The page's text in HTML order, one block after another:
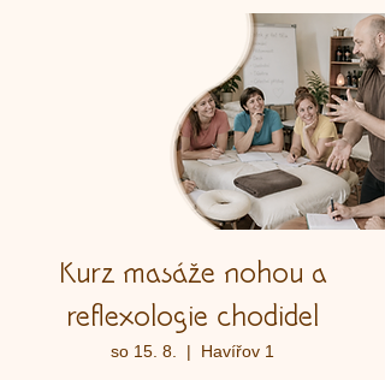
Kurz masáže nohou a
reflexologie chodidel
so 15. 8.
  |
Havířov 1